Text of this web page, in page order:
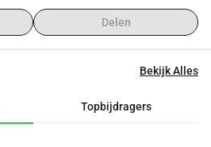
Delen
Bekijk Alles
Topbijdragers